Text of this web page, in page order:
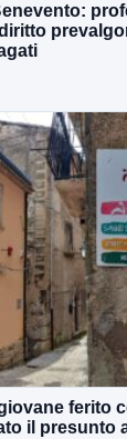
ferito
il presunto